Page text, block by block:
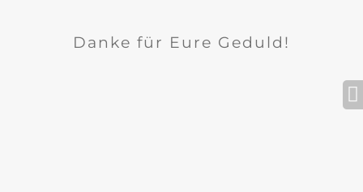
Danke für Eure Geduld!